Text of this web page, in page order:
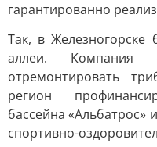
гарантированно
Так, в Железногорске
аллеи. Компания
отремонтировать
регион
бассейна «Альбатрос»
спортивно-